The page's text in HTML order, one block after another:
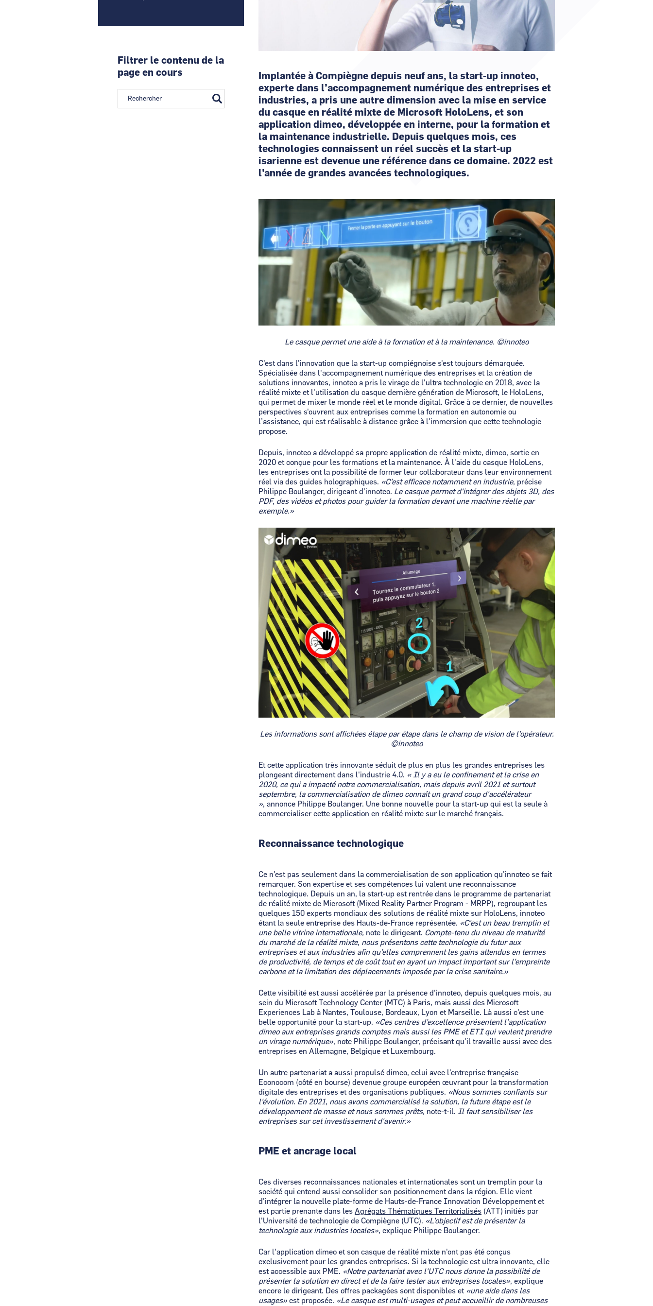
Filtrer le contenu de la
page en cours
Implantée à Compiègne depuis neuf ans, la start-up innoteo,
experte dans l’accompagnement numérique des entreprises et
industries, a pris une autre dimension avec la mise en service
du casque en réalité mixte de Microsoft HoloLens, et son
application dimeo, développée en interne, pour la formation et
la maintenance industrielle. Depuis quelques mois, ces
technologies connaissent un réel succès et la start-up
isarienne est devenue une référence dans ce domaine. 2022 est
l'année de grandes avancées technologiques.
Image
Le casque permet une aide à la formation et à la maintenance. ©innoteo
C'est dans l'innovation que la start-up compiégnoise s'est toujours démarquée.
Spécialisée dans l'accompagnement numérique des entreprises et la création de
solutions innovantes, innoteo a pris le virage de l'ultra technologie en 2018, avec la
réalité mixte et l'utilisation du casque dernière génération de Microsoft, le HoloLens,
qui permet de mixer le monde réel et le monde digital. Grâce à ce dernier, de nouvelles
perspectives s'ouvrent aux entreprises comme la formation en autonomie ou
l’assistance, qui est réalisable à distance grâce à l'immersion que cette technologie
propose.
Depuis, innoteo a développé sa propre application de réalité mixte, dimeo, sortie en
2020 et conçue pour les formations et la maintenance. À l'aide du casque HoloLens,
les entreprises ont la possibilité de former leur collaborateur dans leur environnement
réel via des guides holographiques. «C'est efficace notamment en industrie, précise
Philippe Boulanger, dirigeant d'innoteo. Le casque permet d'intégrer des objets 3D, des
PDF, des vidéos et photos pour guider la formation devant une machine réelle par
exemple.»
Les informations sont affichées étape par étape dans le champ de vision de l’opérateur.
©innoteo
Et cette application très innovante séduit de plus en plus les grandes entreprises les
plongeant directement dans l'industrie 4.0. « Il y a eu le confinement et la crise en
2020, ce qui a impacté notre commercialisation, mais depuis avril 2021 et surtout
septembre, la commercialisation de dimeo connaît un grand coup d'accélérateur
», annonce Philippe Boulanger. Une bonne nouvelle pour la start-up qui est la seule à
commercialiser cette application en réalité mixte sur le marché français.
Reconnaissance technologique
Ce n'est pas seulement dans la commercialisation de son application qu'innoteo se fait
remarquer. Son expertise et ses compétences lui valent une reconnaissance
technologique. Depuis un an, la start-up est rentrée dans le programme de partenariat
de réalité mixte de Microsoft (Mixed Reality Partner Program - MRPP), regroupant les
quelques 150 experts mondiaux des solutions de réalité mixte sur HoloLens, innoteo
étant la seule entreprise des Hauts-de-France représentée. «C'est un beau tremplin et
une belle vitrine internationale, note le dirigeant. Compte-tenu du niveau de maturité
du marché de la réalité mixte, nous présentons cette technologie du futur aux
entreprises et aux industries afin qu’elles comprennent les gains attendus en termes
de productivité, de temps et de coût tout en ayant un impact important sur l’empreinte
carbone et la limitation des déplacements imposée par la crise sanitaire.»
Cette visibilité est aussi accélérée par la présence d'innoteo, depuis quelques mois, au
sein du Microsoft Technology Center (MTC) à Paris, mais aussi des Microsoft
Experiences Lab à Nantes, Toulouse, Bordeaux, Lyon et Marseille. Là aussi c'est une
belle opportunité pour la start-up. «Ces centres d’excellence présentent l'application
dimeo aux entreprises grands comptes mais aussi les PME et ETI qui veulent prendre
un virage numérique», note Philippe Boulanger, précisant qu'il travaille aussi avec des
entreprises en Allemagne, Belgique et Luxembourg.
Un autre partenariat a aussi propulsé dimeo, celui avec l'entreprise française
Econocom (côté en bourse) devenue groupe européen œuvrant pour la transformation
digitale des entreprises et des organisations publiques. «Nous sommes confiants sur
l'évolution. En 2021, nous avons commercialisé la solution, la future étape est le
développement de masse et nous sommes prêts, note-t-il. Il faut sensibiliser les
entreprises sur cet investissement d'avenir.»
PME et ancrage local
Ces diverses reconnaissances nationales et internationales sont un tremplin pour la
société qui entend aussi consolider son positionnement dans la région. Elle vient
d'intégrer la nouvelle plate-forme de Hauts-de-France Innovation Développement et
est partie prenante dans les Agrégats Thématiques Territorialisés (ATT) initiés par
l'Université de technologie de Compiègne (UTC). «L'objectif est de présenter la
technologie aux industries locales», explique Philippe Boulanger.
Car l'application dimeo et son casque de réalité mixte n'ont pas été conçus
exclusivement pour les grandes entreprises. Si la technologie est ultra innovante, elle
est accessible aux PME. «Notre partenariat avec l'UTC nous donne la possibilité de
présenter la solution en direct et de la faire tester aux entreprises locales», explique
encore le dirigeant. Des offres packagées sont disponibles et «une aide dans les
usages»est proposée. «Le casque est multi-usages et peut accueillir de nombreuses